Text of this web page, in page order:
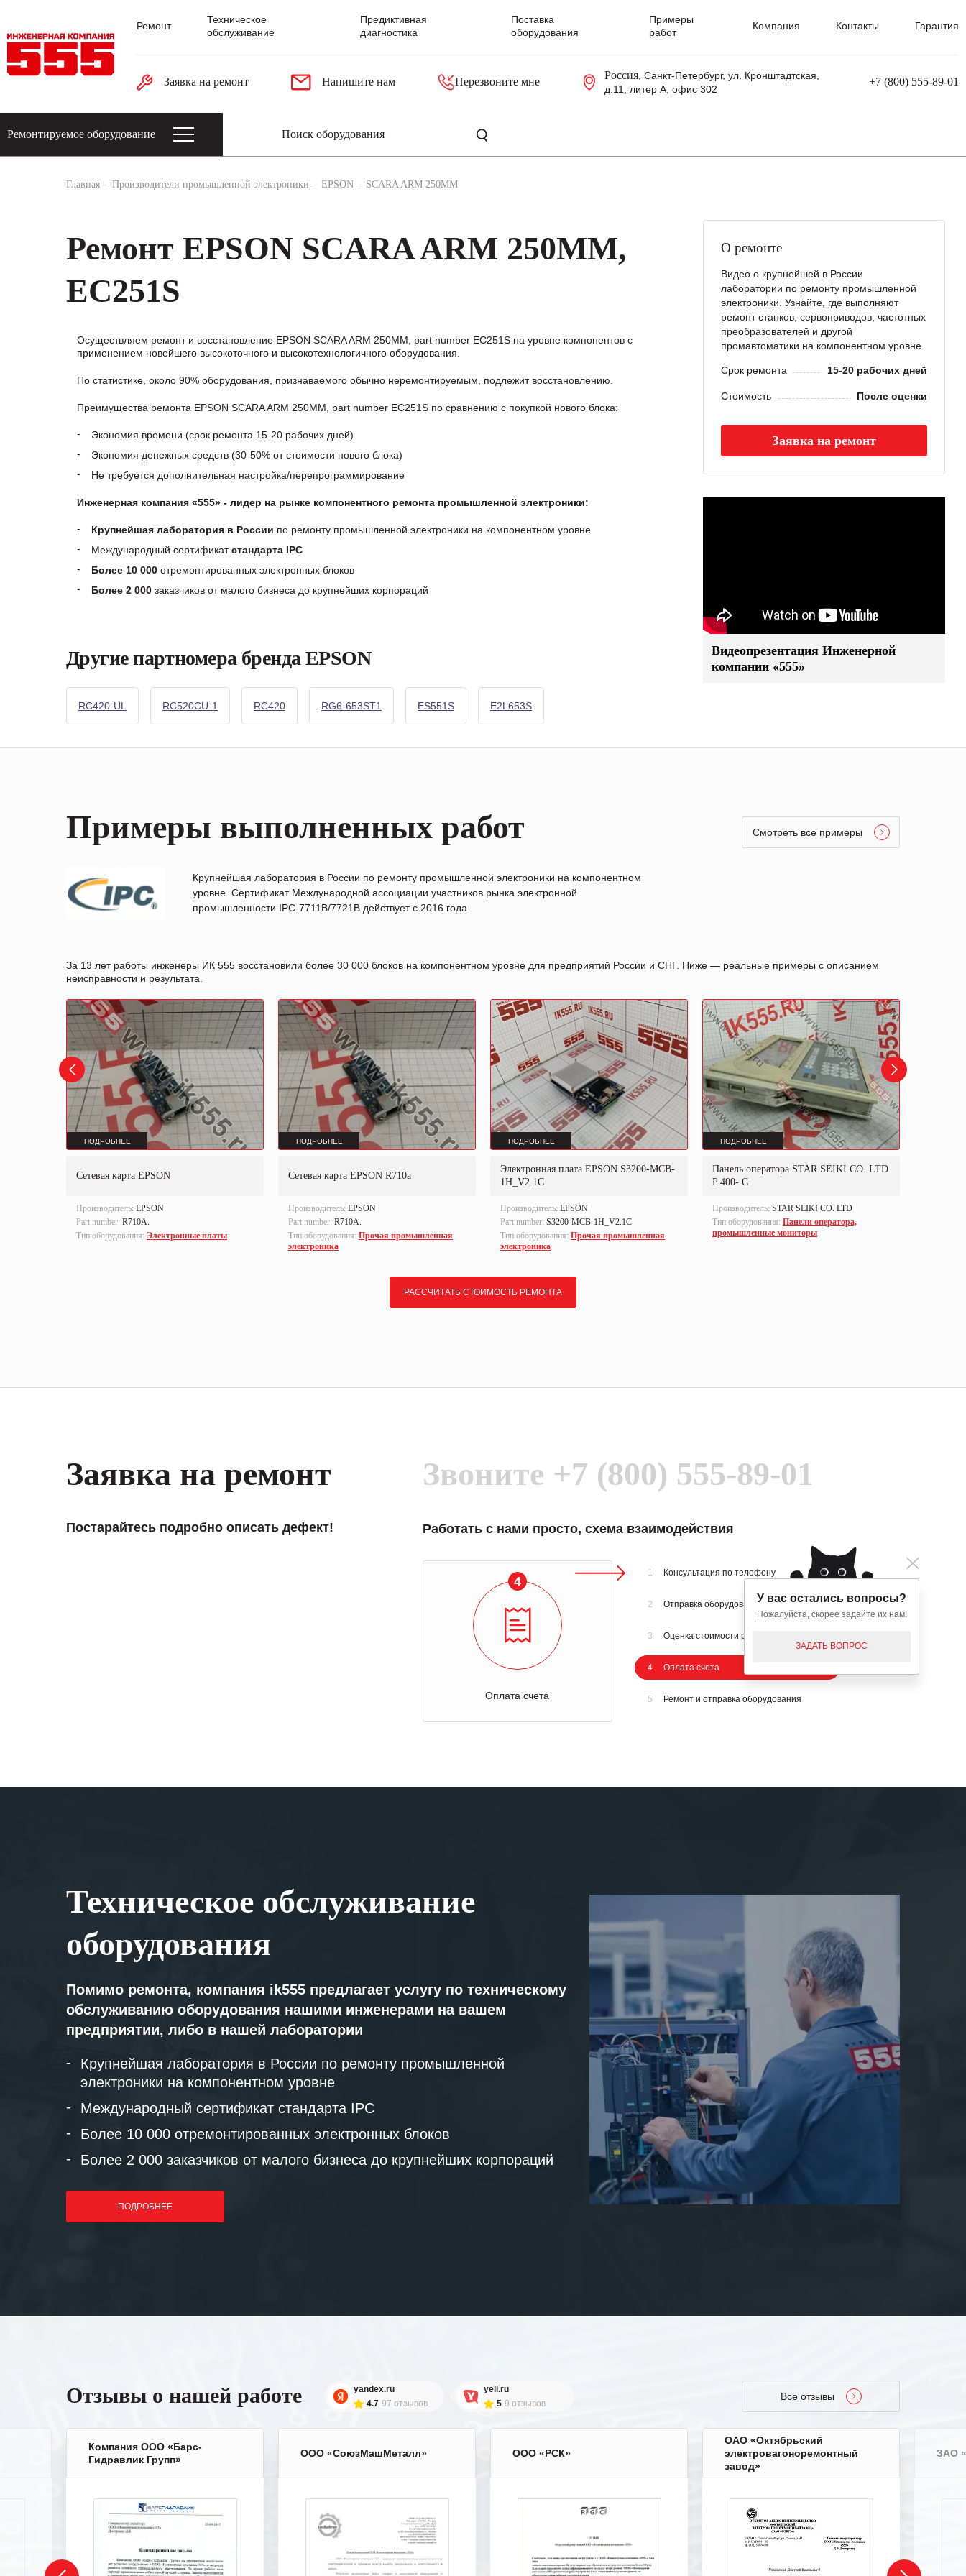
Ремонт
Техническое
обслуживание
Предиктивная
диагностика
Поставка
оборудования
Примеры
работ
Компания Контакты Гарантия
Заявка на ремонт Напишите нам Перезвоните мне
Россия, Санкт-Петербург, ул. Кронштадтская,
д.11, литер А, офис 302
+7 (800) 555-89-01
Ремонтируемое оборудование
Главная Производители промышленной электроники EPSON SCARA ARM 250MM
Ремонт EPSON SCARA ARM 250MM,
EC251S
Осуществляем ремонт и восстановление EPSON SCARA ARM 250MM, part number EC251S на уровне компонентов с
применением новейшего высокоточного и высокотехнологичного оборудования.
По статистике, около 90% оборудования, признаваемого обычно неремонтируемым, подлежит восстановлению.
Преимущества ремонта EPSON SCARA ARM 250MM, part number EC251S по сравнению с покупкой нового блока:
Экономия времени (срок ремонта 15-20 рабочих дней)
Экономия денежных средств (30-50% от стоимости нового блока)
Не требуется дополнительная настройка/перепрограммирование
Инженерная компания «555» - лидер на рынке компонентного ремонта промышленной электроники:
Крупнейшая лаборатория в России по ремонту промышленной электроники на компонентном уровне
Международный сертификатстандарта IPC
Более 10 000 отремонтированных электронных блоков
Более 2 000 заказчиков от малого бизнеса до крупнейших корпораций
Другие партномера бренда EPSON
RC420-UL RC520CU-1 RC420 RG6-653ST1 ES551S E2L653S
О ремонте
Видео о крупнейшей в России
лаборатории по ремонту промышленной
электроники. Узнайте, где выполняют
ремонт станков, сервоприводов, частотных
преобразователей и другой
промавтоматики на компонентном уровне.
Срок ремонта 15-20 рабочих дней
Стоимость После оценки
Заявка на ремонт
Видеопрезентация Инженерной
компании «555»
Примеры выполненных работ
Крупнейшая лаборатория в России по ремонту промышленной электроники на компонентном
уровне. Сертификат Международной ассоциации участников рынка электронной
промышленности IPC-7711B/7721B действует с 2016 года
Смотреть все примеры
За 13 лет работы инженеры ИК 555 восстановили более 30 000 блоков на компонентном уровне для предприятий России и СНГ. Ниже — реальные примеры с описанием
неисправности и результата.
ПОДРОБНЕЕ
Сетевая карта EPSON
Производитель: EPSON
Part number: R710A.
Тип оборудования: Электронные платы
ПОДРОБНЕЕ
Сетевая карта EPSON R710a
Производитель: EPSON
Part number: R710A.
Тип оборудования: Прочая промышленная
электроника
ПОДРОБНЕЕ
Электронная плата EPSON S3200-MCB-
1H_V2.1C
Производитель: EPSON
Part number: S3200-MCB-1H_V2.1C
Тип оборудования: Прочая промышленная
электроника
ПОДРОБНЕЕ
Панель оператора STAR SEIKI CO. LTD
P 400- C
Производитель: STAR SEIKI CO. LTD
Тип оборудования: Панели оператора,
промышленные мониторы
РАССЧИТАТЬ СТОИМОСТЬ РЕМОНТА
Заявка на ремонт
Постарайтесь подробно описать дефект!
Звоните +7 (800) 555-89-01
Работать с нами просто, схема взаимодействия
4
Оплата счета
1 Консультация по телефону
2 Отправка оборудования на осмотр
3 Оценка стоимости ремонта
4 Оплата счета
5 Ремонт и отправка оборудования
Техническое обслуживание
оборудования
Помимо ремонта, компания ik555 предлагает услугу по техническому
обслуживанию оборудования нашими инженерами на вашем
предприятии, либо в нашей лаборатории
Крупнейшая лаборатория в России по ремонту промышленной
электроники на компонентном уровне
Международный сертификат стандарта IPC
Более 10 000 отремонтированных электронных блоков
Более 2 000 заказчиков от малого бизнеса до крупнейших корпораций
ПОДРОБНЕЕ
Отзывы о нашей работе
yandex.ru
4.7 97 отзывов
yell.ru
5 9 отзывов
Все отзывы
Компания ООО «Барс-
Гидравлик Групп»
ООО «СоюзМашМеталл» ООО «РСК»
ОАО «Октябрьский
электровагоноремонтный
завод»
ЗАО
У вас остались вопросы?
Пожалуйста, скорее задайте их нам!
ЗАДАТЬ ВОПРОС